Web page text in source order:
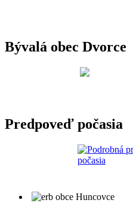
Bývalá obec Dvorce
Predpoveď počasia